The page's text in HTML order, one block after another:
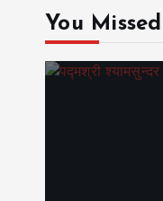
You Missed